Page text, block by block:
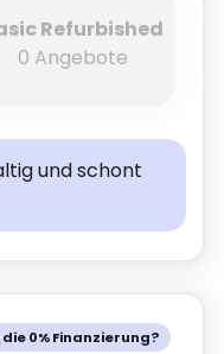
Refurbished
0 Angebote
und schont
0% Finanzierung?